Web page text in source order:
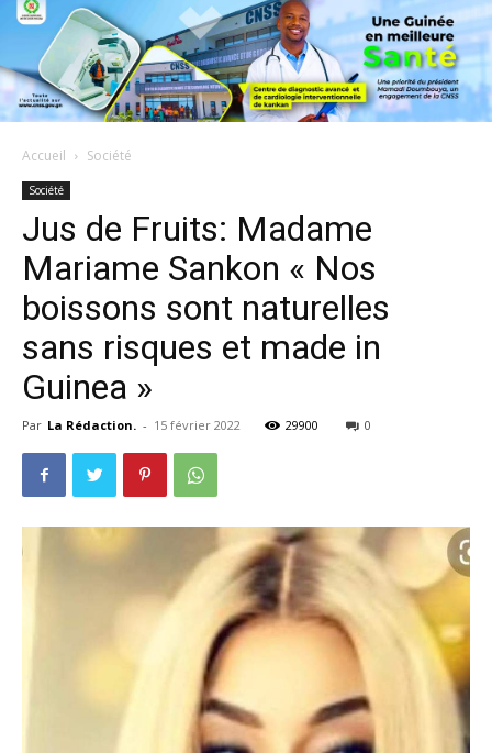
Accueil Société
Société
Jus de Fruits: Madame
Mariame Sankon « Nos
boissons sont naturelles
sans risques et made in
Guinea »
Par La Rédaction. - 15 février 2022 29900 0